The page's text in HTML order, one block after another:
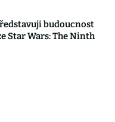
budoucnost
Star Wars: The Ninth